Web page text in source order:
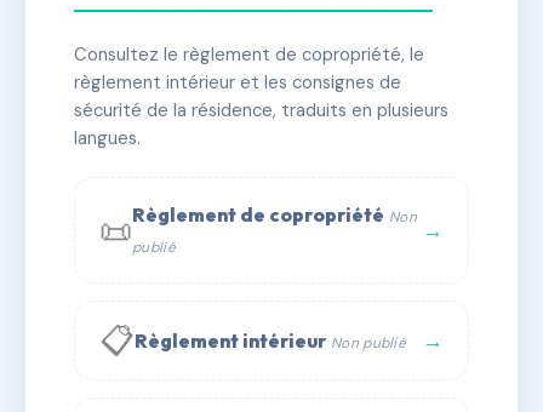
✓ Immatriculée 🏠 27 lots 🏗 1 bâtiment(s)
📞 Contacter Syndic Digital
Consultez le règlement de copropriété, le
règlement intérieur et les consignes de
sécurité de la résidence, traduits en plusieurs
langues.
📜Règlement de copropriété Non
publié
→
📋Règlement intérieur Non publié →